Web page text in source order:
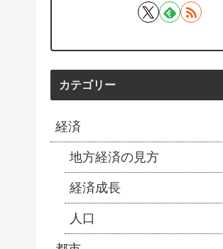
カテゴリー
経済
地方経済の見方
経済成長
人口